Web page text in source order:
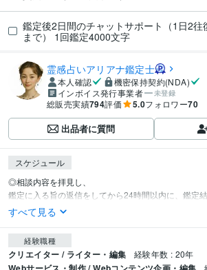
鑑定後2日間のチャットサポート（1日2往
まで） 1回鑑定4000文字
霊感占いアリアナ鑑定士
本人確認
機密保持契約(NDA)
インボイス発行事業者
未登録
総販売実績794評価 5.0フォロワー70
出品者に質問
スケジュール
◎相談内容を拝見し、
鑑定に入る旨の返信をしてから24時間以内に、鑑定結
すべて見る
経験職種
クリエイター / ライター・編集 経験年数 : 20年